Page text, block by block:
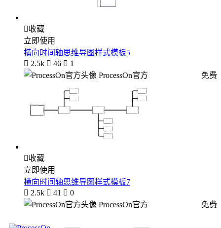
收藏
立即使用
横向时间轴思维导图样式模板5
 2.5k  46  1
ProcessOn官方
免费
收藏
立即使用
横向时间轴思维导图样式模板7
 2.5k  41  0
ProcessOn官方
免费